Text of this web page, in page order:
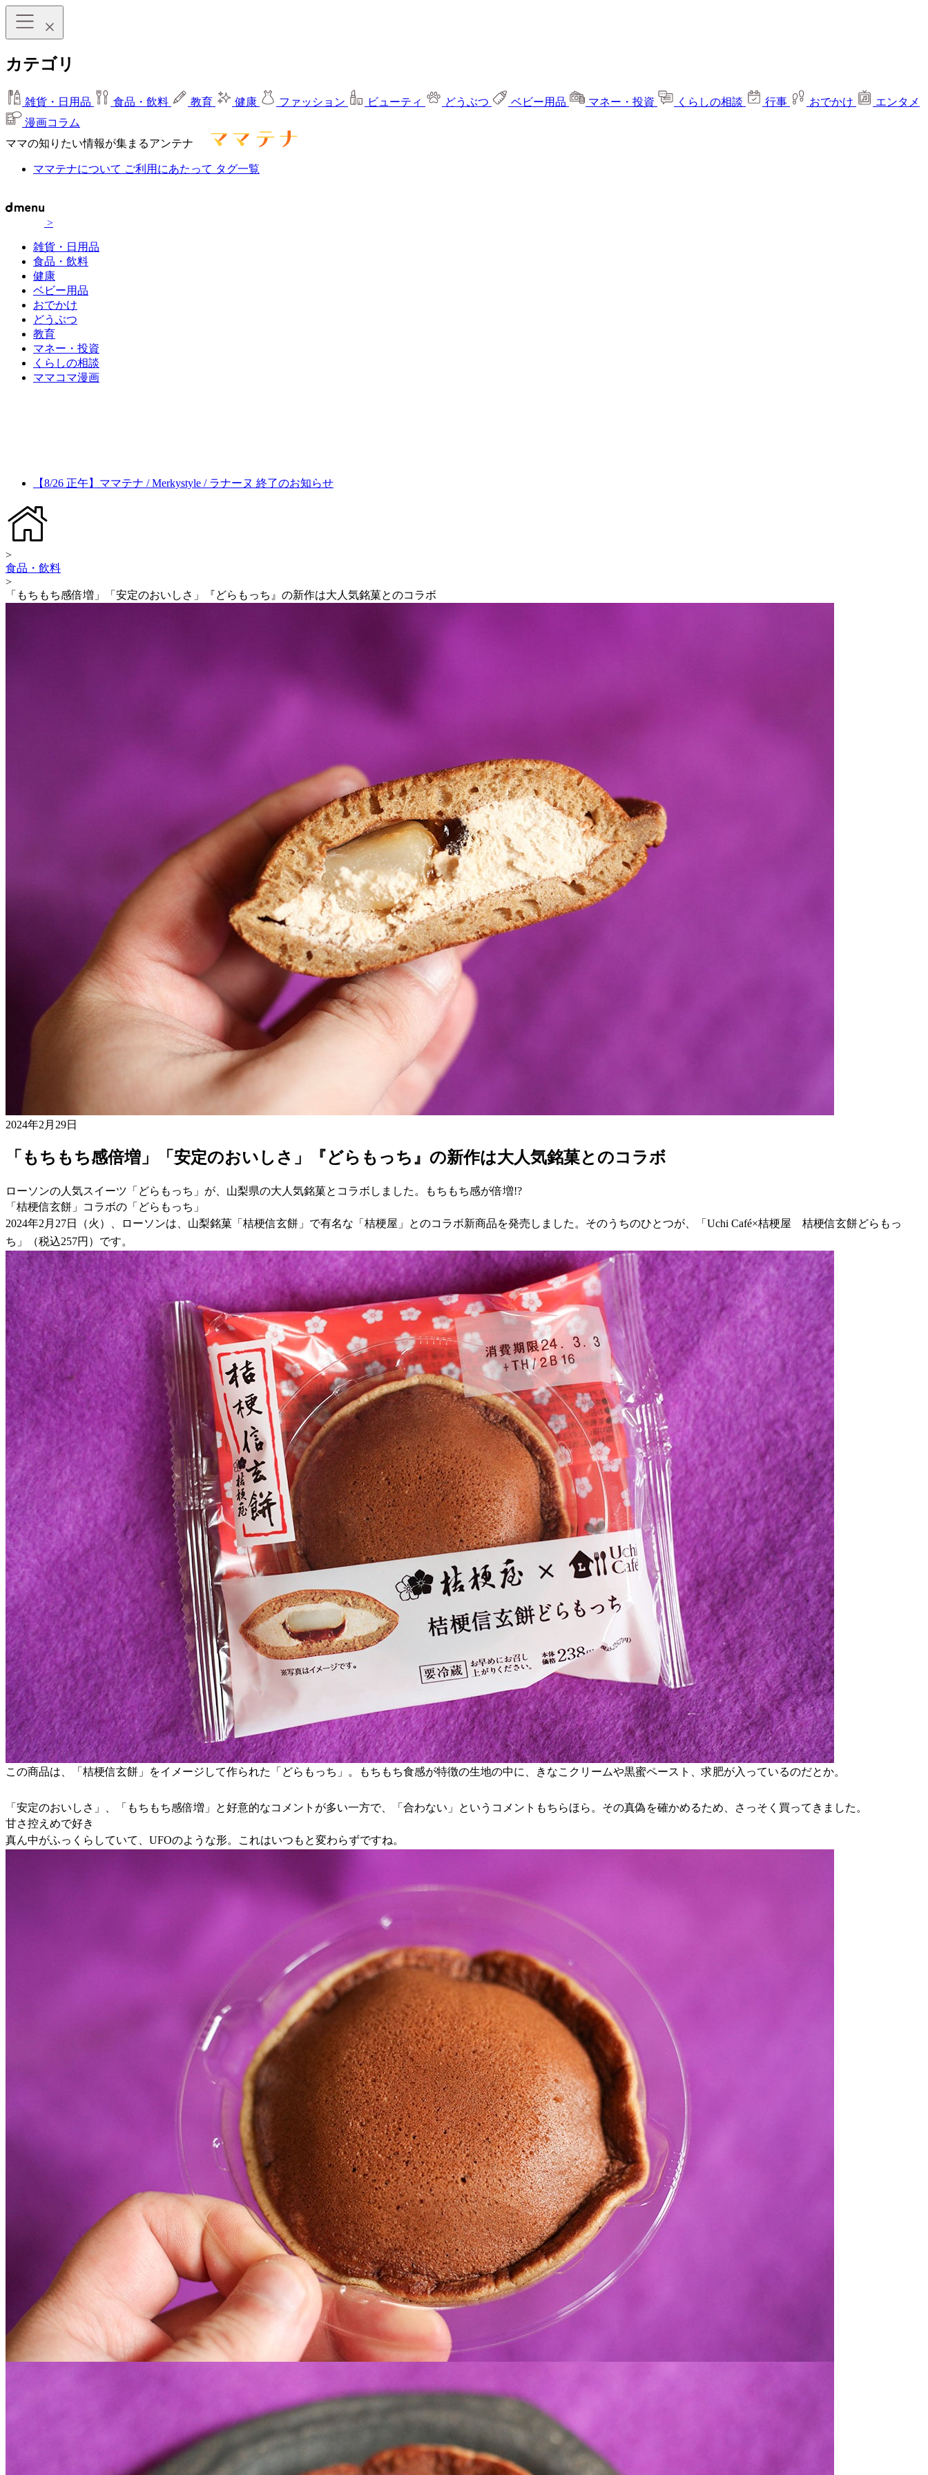
カテゴリ
雑貨・日用品 食品・飲料 教育 健康 ファッション ビューティ どうぶつ ベビー用品 マネー・投資 くらしの相談 行事 おでかけ
エンタメ
漫画コラム
ママの知りたい情報が集まるアンテナ
ママテナについて ご利用にあたって タグ一覧
>
雑貨・日用品
食品・飲料
健康
ベビー用品
おでかけ
どうぶつ
教育
マネー・投資
くらしの相談
ママコマ漫画
【8/26 正午】ママテナ / Merkystyle / ラナーヌ 終了のお知らせ
>
食品・飲料
>
「もちもち感倍増」「安定のおいしさ」『どらもっち』の新作は大人気銘菓とのコラボ
2024年2月29日
「もちもち感倍増」「安定のおいしさ」『どらもっち』の新作は大人気銘菓とのコラボ
ローソンの人気スイーツ「どらもっち」が、山梨県の大人気銘菓とコラボしました。もちもち感が倍増!?
「桔梗信玄餅」コラボの「どらもっち」
2024年2月27日（火）、ローソンは、山梨銘菓「桔梗信玄餅」で有名な「桔梗屋」とのコラボ新商品を発売しました。そのうちのひとつが、「Uchi Café×桔梗屋 桔梗信玄餅どらもっ
ち」（税込257円）です。
この商品は、「桔梗信玄餅」をイメージして作られた「どらもっち」。もちもち食感が特徴の生地の中に、きなこクリームや黒蜜ペースト、求肥が入っているのだとか。
「安定のおいしさ」、「もちもち感倍増」と好意的なコメントが多い一方で、「合わない」というコメントもちらほら。その真偽を確かめるため、さっそく買ってきました。
甘さ控えめで好き
真ん中がふっくらしていて、UFOのような形。これはいつもと変わらずですね。